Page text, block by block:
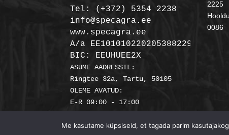
Tel: (+372) 5354 2238
info@specagra.ee
A/a EE101010220205388229 SEB
BIC: EEUHUEE2X
ASUME AADRESSIL:
Ringtee 32a, Tartu, 50105
OLEME AVATUD:
E-R 09:00 - 17:00
2225
0086
Me kasutame küpsiseid, et tagada parim